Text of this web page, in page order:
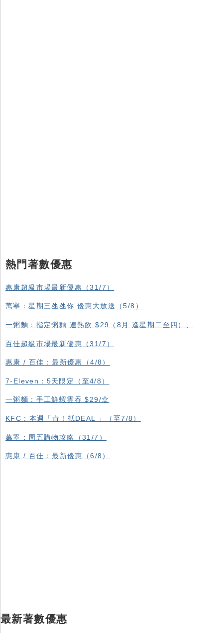
熱門著數優惠
惠康超級市場最新優惠（31/7）
萬寧：星期三氹氹你 優惠大放送（5/8）
一粥麵：指定粥麵 連熱飲 $29（8月 逢星期二至四）、
百佳超級市場最新優惠（31/7）
惠康 / 百佳：最新優惠（4/8）
7-Eleven：5天限定（至4/8）
一粥麵：手工鮮蝦雲吞 $29/盒
KFC ：本週「肯！抵DEAL 」（至7/8）
萬寧：周五購物攻略（31/7）
惠康 / 百佳：最新優惠（6/8）
最新著數優惠